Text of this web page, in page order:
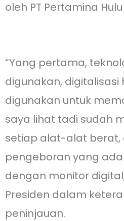
oleh PT Pertamina
“Yang pertama,
digunakan, digitalisasi
digunakan untuk
saya lihat tadi sudah
setiap alat-alat
pengeboran yang
dengan monitor
Presiden dalam
peninjauan.